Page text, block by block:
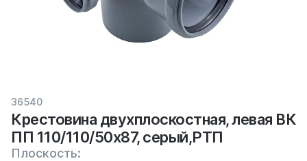
36540
Крестовина двухплоскостная, левая ВК
ПП 110/110/50х87, серый,РТП
Плоскость: